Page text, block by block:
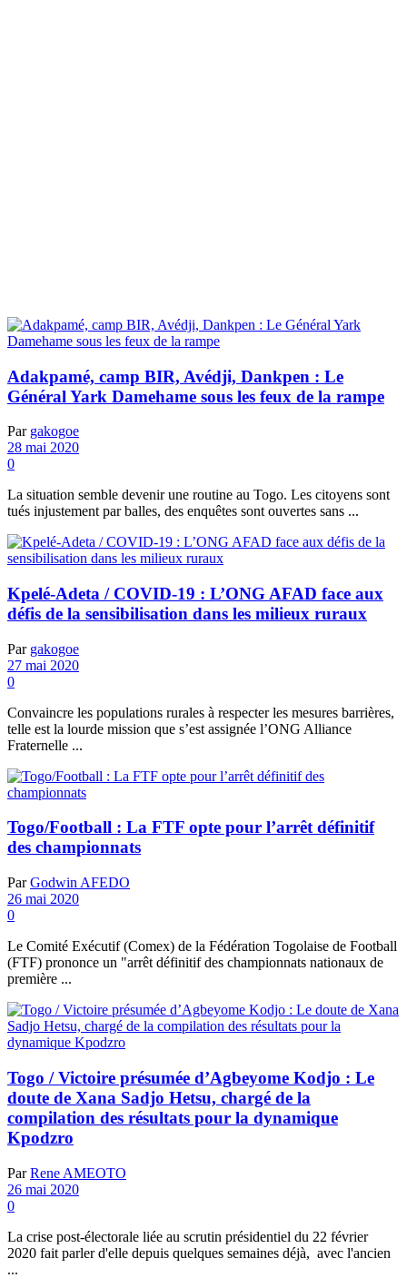
Adakpamé, camp BIR, Avédji, Dankpen : Le
Général Yark Damehame sous les feux de la rampe
Par gakogoe
28 mai 2020
0
La situation semble devenir une routine au Togo. Les citoyens sont
tués injustement par balles, des enquêtes sont ouvertes sans ...
Kpelé-Adeta / COVID-19 : L’ONG AFAD face aux
défis de la sensibilisation dans les milieux ruraux
Par gakogoe
27 mai 2020
0
Convaincre les populations rurales à respecter les mesures barrières,
telle est la lourde mission que s’est assignée l’ONG Alliance
Fraternelle ...
Togo/Football : La FTF opte pour l’arrêt définitif
des championnats
Par Godwin AFEDO
26 mai 2020
0
Le Comité Exécutif (Comex) de la Fédération Togolaise de Football
(FTF) prononce un "arrêt définitif des championnats nationaux de
première ...
Togo / Victoire présumée d’Agbeyome Kodjo : Le
doute de Xana Sadjo Hetsu, chargé de la
compilation des résultats pour la dynamique
Kpodzro
Par Rene AMEOTO
26 mai 2020
0
La crise post-électorale liée au scrutin présidentiel du 22 février
2020 fait parler d'elle depuis quelques semaines déjà, avec l'ancien
...